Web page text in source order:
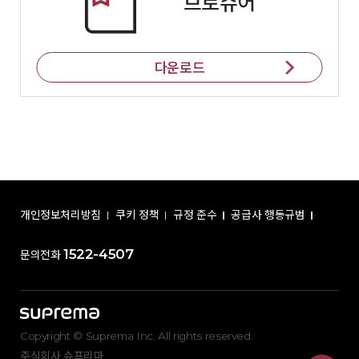
다운로드
개인정보처리방침 쿠키 정책 규정 준수 공급사 행동규범
문의전화 1522-4507
Copyright © Suprema Inc. All rights reserved.
주식회사 슈프리마